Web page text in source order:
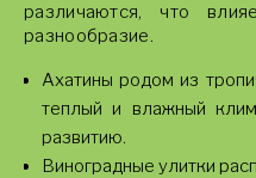
различаются, что
разнообразие.
Ахатины родом из
теплый и влажный
развитию.
Виноградные улитки